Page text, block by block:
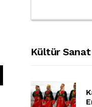
Kültür Sanat